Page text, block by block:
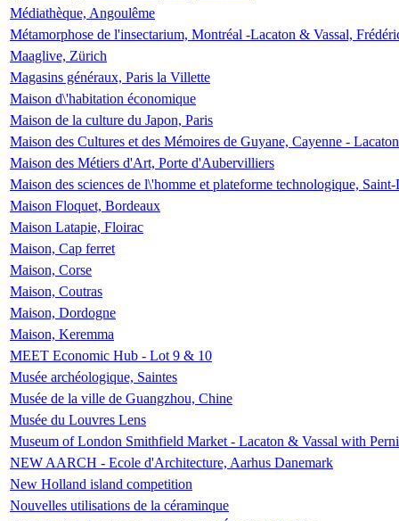
Médiathèque, Angoulême
Métamorphose de l'insectarium, Montréal -Lacaton & Vassal,
Maaglive, Zürich
Magasins généraux, Paris la Villette
Maison d\'habitation économique
Maison de la culture du Japon, Paris
Maison des Cultures et des Mémoires de Guyane, Cayenne -
Maison des Métiers d'Art, Porte d'Aubervilliers
Maison des sciences de l\'homme et plateforme technologique,
Maison Floquet, Bordeaux
Maison Latapie, Floirac
Maison, Cap ferret
Maison, Corse
Maison, Coutras
Maison, Dordogne
Maison, Keremma
MEET Economic Hub - Lot 9 & 10
Musée archéologique, Saintes
Musée de la ville de Guangzhou, Chine
Musée du Louvres Lens
Museum of London Smithfield Market - Lacaton & Vassal with
NEW AARCH - Ecole d'Architecture, Aarhus Danemark
New Holland island competition
Nouvelles utilisations de la céraminque